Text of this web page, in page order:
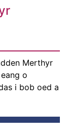
Merthyr
o
i bob oed a